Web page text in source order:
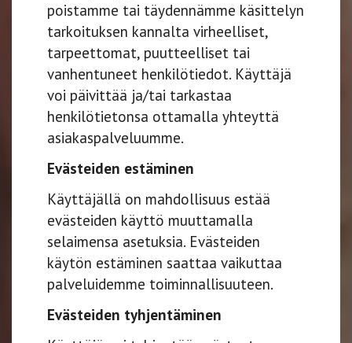
poistamme tai täydennämme käsittelyn
tarkoituksen kannalta virheelliset,
tarpeettomat, puutteelliset tai
vanhentuneet henkilötiedot. Käyttäjä
voi päivittää ja/tai tarkastaa
henkilötietonsa ottamalla yhteyttä
asiakaspalveluumme.
Evästeiden estäminen
Käyttäjällä on mahdollisuus estää
evästeiden käyttö muuttamalla
selaimensa asetuksia. Evästeiden
käytön estäminen saattaa vaikuttaa
palveluidemme toiminnallisuuteen.
Evästeiden tyhjentäminen